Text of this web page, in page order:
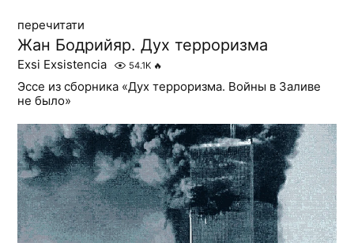
перечитати
Жан Бодрийяр. Дух терроризма
Exsi Exsistencia 54.1K 🔥
Эссе из сборника «Дух терроризма. Войны в Заливе
не было»